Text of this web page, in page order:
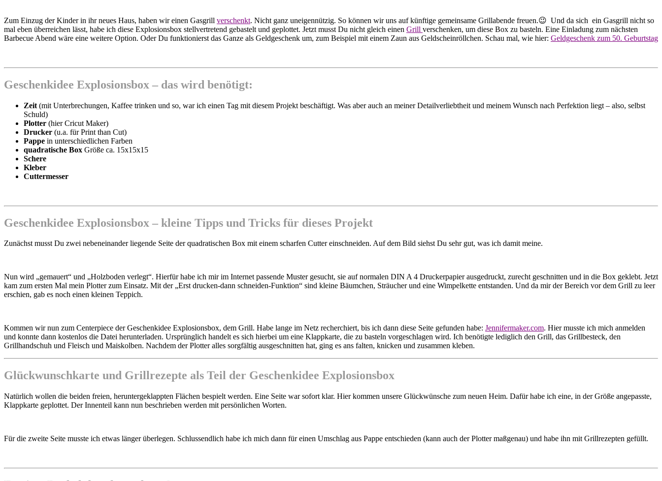
Zum Einzug der Kinder in ihr neues Haus, haben wir einen Gasgrill verschenkt. Nicht ganz uneigennützig. So können wir uns auf künftige gemeinsame Grillabende freuen.😉 Und da sich ein Gasgrill nicht so
mal eben überreichen lässt, habe ich diese Explosionsbox stellvertretend gebastelt und geplottet. Jetzt musst Du nicht gleich einen Grill verschenken, um diese Box zu basteln. Eine Einladung zum nächsten
Barbecue Abend wäre eine weitere Option. Oder Du funktionierst das Ganze als Geldgeschenk um, zum Beispiel mit einem Zaun aus Geldscheinröllchen. Schau mal, wie hier: Geldgeschenk zum 50. Geburtstag
Geschenkidee Explosionsbox – das wird benötigt:
Zeit (mit Unterbrechungen, Kaffee trinken und so, war ich einen Tag mit diesem Projekt beschäftigt. Was aber auch an meiner Detailverliebtheit und meinem Wunsch nach Perfektion liegt – also, selbst
Schuld)
Plotter (hier Cricut Maker)
Drucker (u.a. für Print than Cut)
Pappe in unterschiedlichen Farben
quadratische Box Größe ca. 15x15x15
Schere
Kleber
Cuttermesser
Geschenkidee Explosionsbox – kleine Tipps und Tricks für dieses Projekt
Zunächst musst Du zwei nebeneinander liegende Seite der quadratischen Box mit einem scharfen Cutter einschneiden. Auf dem Bild siehst Du sehr gut, was ich damit meine.
Nun wird „gemauert“ und „Holzboden verlegt“. Hierfür habe ich mir im Internet passende Muster gesucht, sie auf normalen DIN A 4 Druckerpapier ausgedruckt, zurecht geschnitten und in die Box geklebt. Jetzt
kam zum ersten Mal mein Plotter zum Einsatz. Mit der „Erst drucken-dann schneiden-Funktion“ sind kleine Bäumchen, Sträucher und eine Wimpelkette entstanden. Und da mir der Bereich vor dem Grill zu leer
erschien, gab es noch einen kleinen Teppich.
Kommen wir nun zum Centerpiece der Geschenkidee Explosionsbox, dem Grill. Habe lange im Netz recherchiert, bis ich dann diese Seite gefunden habe: Jennifermaker.com. Hier musste ich mich anmelden
und konnte dann kostenlos die Datei herunterladen. Ursprünglich handelt es sich hierbei um eine Klappkarte, die zu basteln vorgeschlagen wird. Ich benötigte lediglich den Grill, das Grillbesteck, den
Grillhandschuh und Fleisch und Maiskolben. Nachdem der Plotter alles sorgfältig ausgeschnitten hat, ging es ans falten, knicken und zusammen kleben.
Glückwunschkarte und Grillrezepte als Teil der Geschenkidee Explosionsbox
Natürlich wollen die beiden freien, heruntergeklappten Flächen bespielt werden. Eine Seite war sofort klar. Hier kommen unsere Glückwünsche zum neuen Heim. Dafür habe ich eine, in der Größe angepasste,
Klappkarte geplottet. Der Innenteil kann nun beschrieben werden mit persönlichen Worten.
Für die zweite Seite musste ich etwas länger überlegen. Schlussendlich habe ich mich dann für einen Umschlag aus Pappe entschieden (kann auch der Plotter maßgenau) und habe ihn mit Grillrezepten gefüllt.